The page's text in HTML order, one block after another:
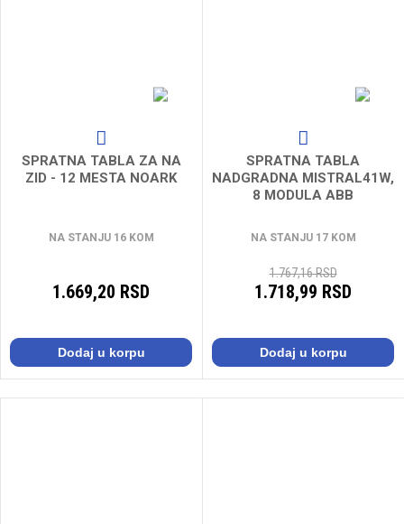
SPRATNA TABLA ZA NA
ZID - 12 MESTA NOARK
NA STANJU 16 KOM
1.669,20 RSD
Dodaj u korpu
SPRATNA TABLA
NADGRADNA MISTRAL41W,
8 MODULA ABB
NA STANJU 17 KOM
1.767,16 RSD
1.718,99 RSD
Dodaj u korpu